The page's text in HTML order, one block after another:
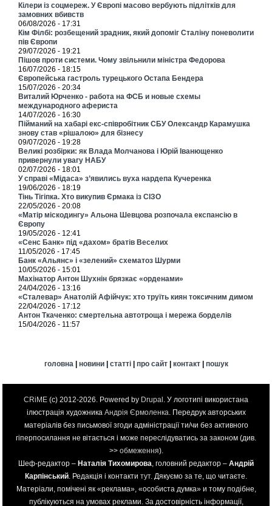
Кілери із соцмереж. У Європі масово вербують підлітків для
замовних вбивств
06/08/2026 - 17:31
Кім Філбі: розбещений зрадник, який допоміг Сталіну поневолити
пів Європи
29/07/2026 - 19:21
Пішов проти системи. Чому звільнили міністра Федорова
16/07/2026 - 18:15
Європейська гастроль турецького Остапа Бендера
15/07/2026 - 20:34
Виталий Юрченко - работа на ФСБ и новые схемы
международного афериста
14/07/2026 - 16:30
Пійманий на хабарі екс-співробітник СБУ Олександр Карамушка
знову став «рішалою» для бізнесу
09/07/2026 - 19:28
Великі розбірки: як Влада Молчанова і Юрій Іванющенко
привернули увагу НАБУ
02/07/2026 - 18:01
У справі «Мідаса» з’явились вуха нардепа Кучеренка
19/06/2026 - 18:19
Тінь Тігіпка. Хто викупив Єрмака із СІЗО
22/05/2026 - 20:08
«Матір міскодингу» Альона Шевцова розпочала експансію в
Європу
19/05/2026 - 12:41
«Сенс Банк» під «дахом» братів Веселих
11/05/2026 - 17:45
Банк «Альянс» і «зелений» схематоз Шурми
10/05/2026 - 15:01
Махінатор Антон Шухнін брязкає «орденами»
24/04/2026 - 13:16
«Сталевар» Анатолій Афійчук: хто труїть киян токсичним димом
22/04/2026 - 17:12
Антон Ткаченко: смертельна автотроща і мережа борделів
15/04/2026 - 11:57
головна | новини| статті| про сайт| контакт| пошук
CRiME (c) 2012-2026. Powered by Drupal . У логотипі використана
ілюстрація художника Андрія Єрмоленка . Передрук авторських
матеріалів без письмової згоди адміністрації ти/чи без активного
гіперпосилання не вітається і може переслідуватись за законом (див.
>> обмеження).
Шеф-редактор – Наталія Тихомирова , головний редактор – Андрій
Карпінський . Редакція і контакти тут. Дякуємо за те, що читаєте.
Матеріали, помічені як «реклама», «особиста думка» и тому подібне,
публікуються на умовах реклами. За достовірність інформації,